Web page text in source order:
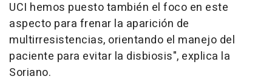
UCI hemos puesto también el foco en este
aspecto para frenar la aparición de
multirresistencias, orientando el manejo del
paciente para evitar la disbiosis", explica la
Soriano.